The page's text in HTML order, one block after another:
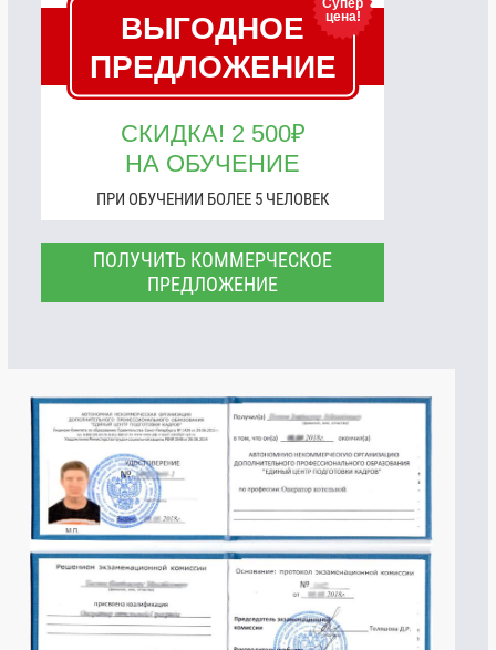
цена!
ВЫГОДНОЕ
ПРЕДЛОЖЕНИЕ
СКИДКА! 2 500₽
НА ОБУЧЕНИЕ
ПРИ ОБУЧЕНИИ БОЛЕЕ 5 ЧЕЛОВЕК
ПОЛУЧИТЬ КОММЕРЧЕСКОЕ
ПРЕДЛОЖЕНИЕ